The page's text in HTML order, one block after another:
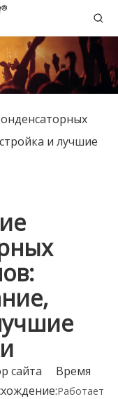
и лучшие
сайта Время
Работает